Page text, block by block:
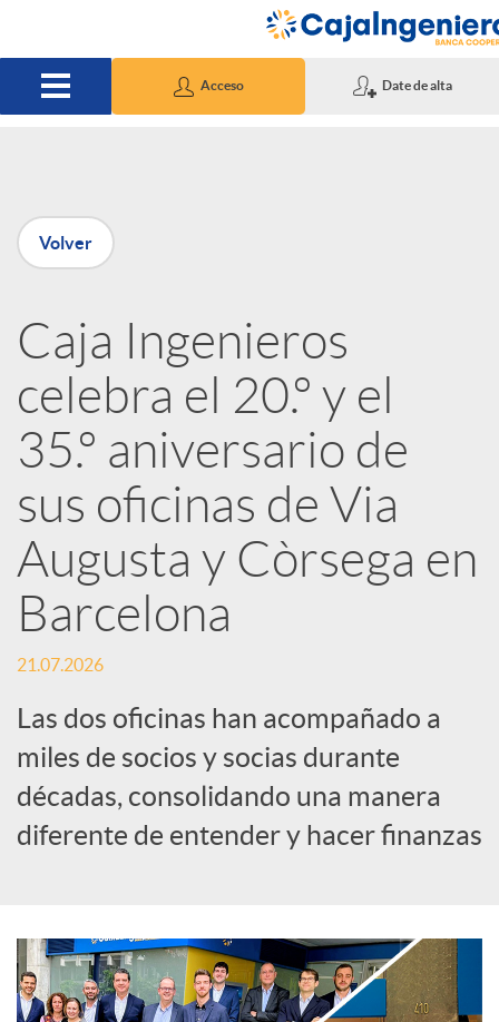
Acceso Date de alta
P
u
b
l
i
c
a
d
o
r
e
Volver
Caja Ingenieros
celebra el 20.º y el
35.º aniversario de
sus oficinas de Via
Augusta y Còrsega en
Barcelona
21.07.2026
Las dos oficinas han acompañado a
miles de socios y socias durante
décadas, consolidando una manera
diferente de entender y hacer finanzas